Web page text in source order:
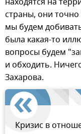
страны, они точно
мы будем
была какая-то
вопросы будем
и обходить.
Захарова.
Кризис в